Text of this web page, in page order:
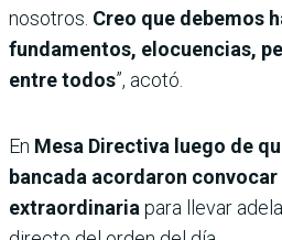
nosotros. Creo que debemos
fundamentos, elocuencias,
entre todos”, acotó.
En Mesa Directiva luego de
bancada acordaron convocar
extraordinaria para llevar